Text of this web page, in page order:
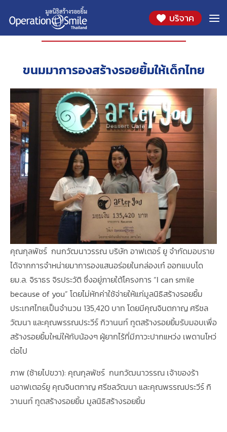
บริจาค
องค์กรที่ร่วมสนับสนุน
ขนมมาการองสร้างรอยยิ้มให้เด็กไทย
คุณกุลพัชร์ กนกวัฒนาวรรณ บริษัท อาฟเตอร์ ยู จำกัดมอบราย
ได้จากการจำหน่ายมาการองแสนอร่อยในกล่องเก๋ ออกแบบโด
ยม.ล. จิราธร จิรประวัติ ซึ่งอยู่ภายใต้โครงการ “I can smile
because of you” โดยไม่หักค่าใช้จ่ายให้แก่มูลนิธิสร้างรอยยิ้ม
ประเทศไทยเป็นจำนวน 135,420 บาท โดยมีคุณจินตกาญ ศรีชล
วัฒนา และคุณพรรณประวีร์ กิวานนท์ ทูตสร้างรอยยิ้มรับมอบเพื่อ
สร้างรอยยิ้มใหม่ให้กับน้องๆ ผู้ยากไร้ที่มีภาวะปากแหว่ง เพดานโหว่
ต่อไป
ภาพ (ซ้ายไปขวา): คุณกุลพัชร์ กนกวัฒนาวรรณ เจ้าของร้า
นอาฟเตอร์ยู คุณจินตกาญ ศรีชลวัฒนา และคุณพรรณประวีร์ กิ
วานนท์ ทูตสร้างรอยยิ้ม มูลนิธิสร้างรอยยิ้ม